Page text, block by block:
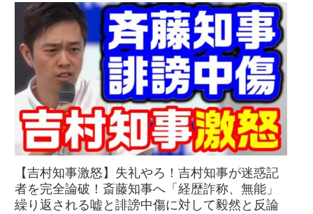
【吉村知事激怒】失礼やろ！吉村知事が迷惑記
者を完全論破！斎藤知事へ「経歴詐称、無能」
繰り返される嘘と誹謗中傷に対して毅然と反論